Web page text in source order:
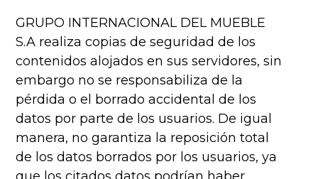
GRUPO INTERNACIONAL DEL MUEBLE
S.A realiza copias de seguridad de los
contenidos alojados en sus servidores, sin
embargo no se responsabiliza de la
pérdida o el borrado accidental de los
datos por parte de los usuarios. De igual
manera, no garantiza la reposición total
de los datos borrados por los usuarios, ya
que los citados datos podrían haber